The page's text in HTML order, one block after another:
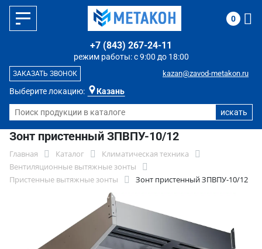
Выберите локацию: Казань
режим работы: с 9:00 до 18:00
+7 (843) 267-24-11
kazan@zavod-metakon.ru
ЗАКАЗАТЬ ЗВОНОК
0
Зонт пристенный ЗПВПУ-10/12
Главная Каталог
Климатическая техника
Вентиляционные вытяжные зонты
Пристенные вытяжные зонты
Зонт пристенный ЗПВПУ-10/12